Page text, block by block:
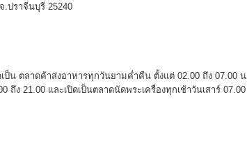
.ปราจีนบุรี 25240
ป็น ตลาดค้าส่งอาหารทุกวันยามค่ำคืน ตั้งแต่ 02.00 ถึง 07.00 น.
ถึง 21.00 และเปิดเป็นตลาดนัดพระเครื่องทุกเช้าวันเสาร์ 07.00